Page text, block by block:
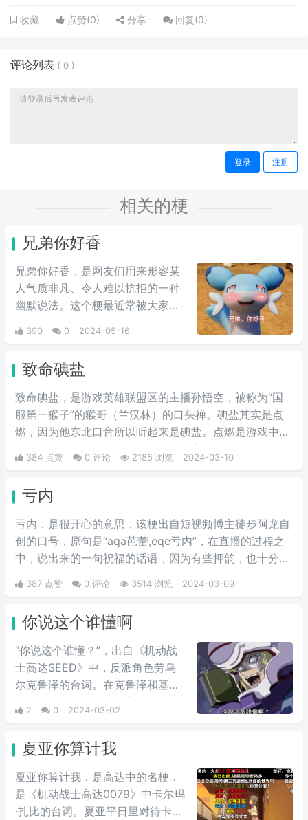
收藏 点赞(0) 分享 回复(0)
评论列表 ( 0 )
登录 注册
相关的梗
兄弟你好香
兄弟你好香，是网友们用来形容某
人气质非凡、令人难以抗拒的一种
幽默说法。这个梗最近常被大家用
来表达同性之间的爱慕之情/或者单
纯跟风玩梗。最初来自qq用户云溪
情互动的表情包，此时这个梗已经
初具雏形。而后来随着chikawa的
流行，有网友开始给chikawa配上
这类文字，两者融合后意外爆火，
390 0 2024-05-16
致命碘盐
致命碘盐，是游戏英雄联盟区的主播孙悟空，被称为“国
服第一猴子”的猴哥（兰汉林）的口头禅。碘盐其实是点
燃，因为他东北口音所以听起来是碘盐。点燃是游戏中的
一个召唤师技能，可以对对面造成伤害。
384 点赞 0 评论 2185 浏览 2024-03-10
亏内
亏内，是很开心的意思，该梗出自短视频博主徒步阿龙自
创的口号，原句是“aqa芭蕾,eqe亏内”，在直播的过程之
中，说出来的一句祝福的话语，因为有些押韵，也十分的
魔性洗脑，让这个词在短时间内，就发育了起来，有人问
主播这话的含义，据他解释，这个词代表着开心、代表着
洗脑，所以此梗就越来越火。后来无数人跟风效仿，使其
火爆起来。
387 点赞 0 评论 3514 浏览 2024-03-09
你说这个谁懂啊
“你说这个谁懂？”，出自《机动战
士高达SEED》中，反派角色劳乌
尔克鲁泽的台词。在克鲁泽和基拉
进行最终对峙的时候，高‌‌‌‌‌‌‌‌达seed中
大反派反驳主角嘴炮攻击时的用
鲜感。经常会在一些冗长难懂的台
词之后，有人引用这句话来进行吐
槽。
2 0 2024-03-02
夏亚你算计我
夏亚你算计我，是高达中的名梗，
是《机动战士高达0079》中卡尔玛
·扎比的台词。夏亚平日里对待卡尔